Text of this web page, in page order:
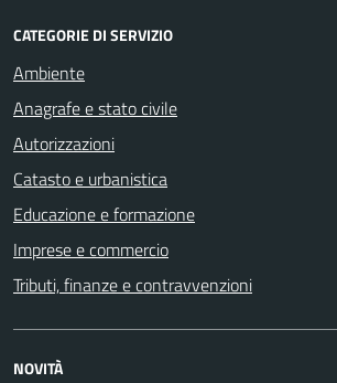
CATEGORIE DI SERVIZIO
Ambiente
Anagrafe e stato civile
Autorizzazioni
Catasto e urbanistica
Educazione e formazione
Imprese e commercio
Tributi, finanze e contravvenzioni
NOVITÀ